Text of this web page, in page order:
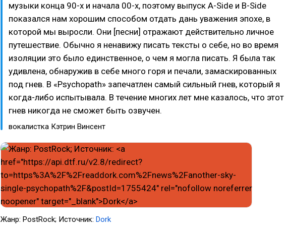
музыки конца 90-х и начала 00-х, поэтому выпуск A-Side и B-Side
показался нам хорошим способом отдать дань уважения эпохе, в
которой мы выросли. Они [песни] отражают действительно личное
путешествие. Обычно я ненавижу писать тексты о себе, но во время
изоляции это было единственное, о чем я могла писать. Я была так
удивлена, обнаружив в себе много горя и печали, замаскированных
под гнев. В «Psychopath» запечатлен самый сильный гнев, который я
когда-либо испытывала. В течение многих лет мне казалось, что этот
гнев никогда не сможет быть озвучен.
вокалистка Кэтрин Винсент
Жанр: PostRock; Источник: Dork